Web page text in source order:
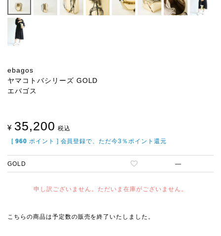
ebagos
ヤマコトバシリーズ GOLD
エバゴス
¥ 35,200 税込
[ 960 ポイント ] 会員登録で、ただ今3％ポイント還元
GOLD —
申し訳ございません。ただいま在庫がございません。
こちらの商品は予定数の販売を終了いたしました。